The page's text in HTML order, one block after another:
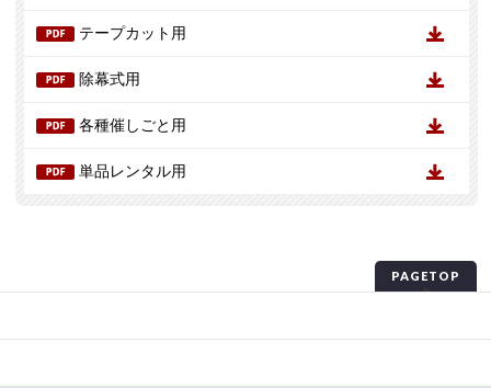
テープカット用
除幕式用
各種催しごと用
単品レンタル用
PAGETOP